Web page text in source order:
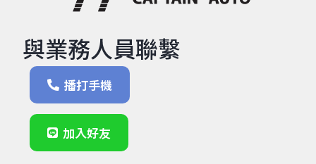
與業務人員聯繫
播打手機
加入好友